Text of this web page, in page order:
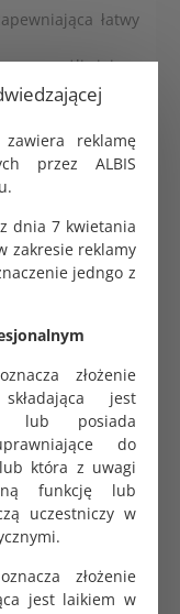
reklamę
przez ALBIS
dnia 7 kwietania
zakresie reklamy
jedngo z
złożenie
jest
lub posiada
do
która z uwagi
funkcję lub
uczestniczy w
złożenie
jest laikiem w
łatwy
umożliwiająca
komórkowego.
zakończeniem
szczoteczkę
o wysokiej
indywidualnie
jednostka
z normami dla
będąca
stosowana w
z jamy
lub
i kuliste